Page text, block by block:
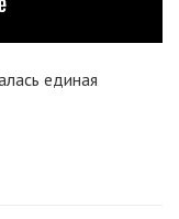
единая